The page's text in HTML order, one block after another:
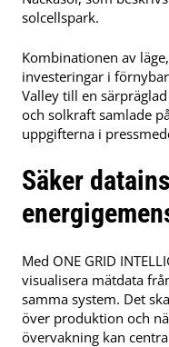
solcellspark.
Kombinationen av
investeringar i
Valley till en
och solkraft samlade
uppgifterna i
Säker
Med ONE GRID
visualisera mätdata
samma system. Det
över produktion och
övervakning kan